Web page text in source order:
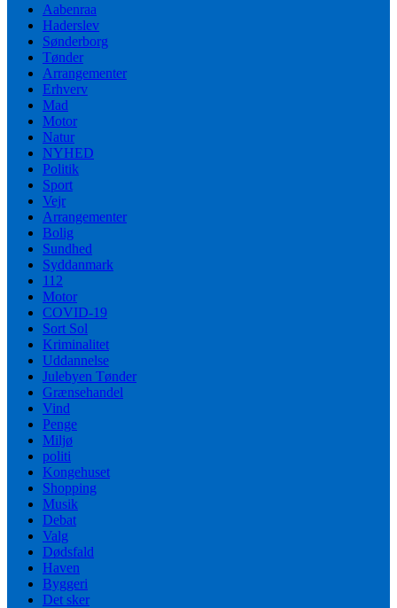
Aabenraa
Haderslev
Sønderborg
Tønder
Arrangementer
Erhverv
Mad
Motor
Natur
NYHED
Politik
Sport
Vejr
Arrangementer
Bolig
Sundhed
Syddanmark
112
Motor
COVID-19
Sort Sol
Kriminalitet
Uddannelse
Julebyen Tønder
Grænsehandel
Vind
Penge
Miljø
politi
Kongehuset
Shopping
Musik
Debat
Valg
Dødsfald
Haven
Byggeri
Det sker